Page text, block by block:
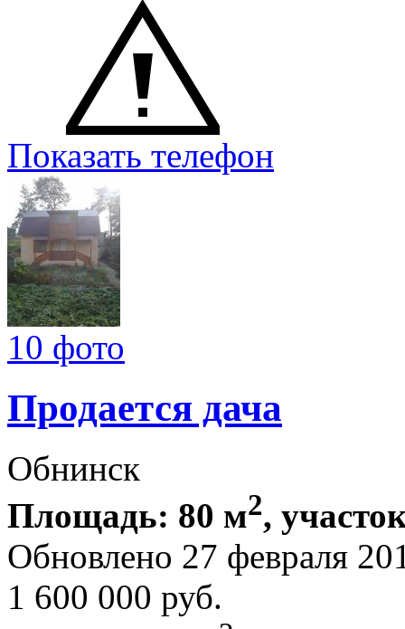
Показать телефон
10 фото
Продается дача
Обнинск
Площадь: 80 м2,
Обновлено 27 февраля
1 600 000 руб.